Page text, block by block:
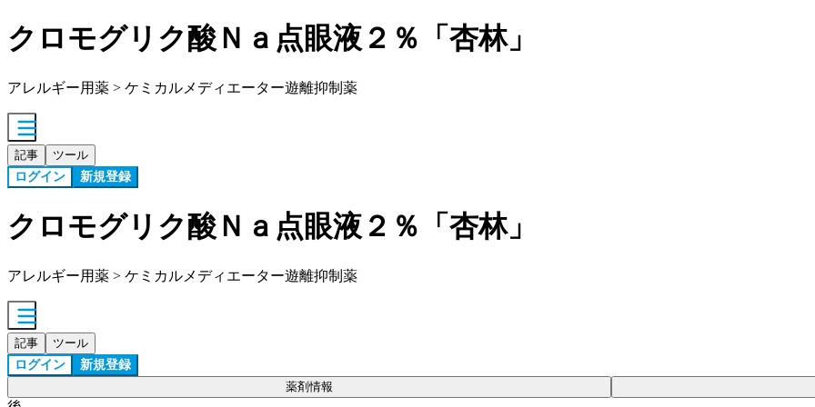
クロモグリク酸Ｎａ点眼液２％「杏林」
アレルギー用薬 > ケミカルメディエーター遊離抑制薬
記事 ツール
ログイン 新規登録
クロモグリク酸Ｎａ点眼液２％「杏林」
アレルギー用薬 > ケミカルメディエーター遊離抑制薬
記事 ツール
ログイン 新規登録
薬剤情報